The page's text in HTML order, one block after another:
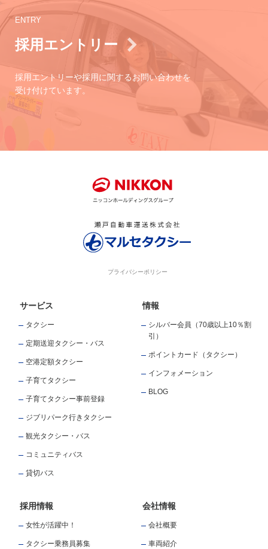
ENTRY
採用エントリー
採用エントリーや採用に関するお問い合わせを
受け付けています。
プライバシーポリシー
サービス
タクシー
定期送迎タクシー・バス
空港定額タクシー
子育てタクシー
子育てタクシー事前登録
ジブリパーク行きタクシー
観光タクシー・バス
コミュニティバス
貸切バス
情報
シルバー会員（70歳以上10％割
引）
ポイントカード（タクシー）
インフォメーション
BLOG
採用情報
女性が活躍中！
タクシー乗務員募集
会社情報
会社概要
車両紹介